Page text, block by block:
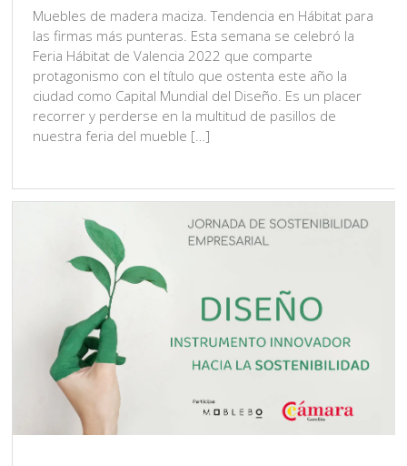
Muebles de madera maciza. Tendencia en Hábitat para
las firmas más punteras. Esta semana se celebró la
Feria Hábitat de Valencia 2022 que comparte
protagonismo con el título que ostenta este año la
ciudad como Capital Mundial del Diseño. Es un placer
recorrer y perderse en la multitud de pasillos de
nuestra feria del mueble […]